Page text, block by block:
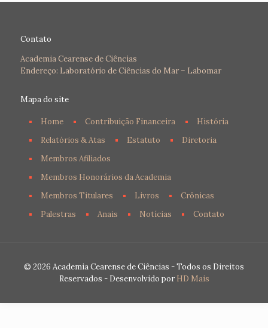
Contato
Academia Cearense de Ciências
Endereço: Laboratório de Ciências do Mar – Labomar
Mapa do site
Home Contribuição Financeira
História
Relatórios & Atas
Estatuto
Diretoria
Membros Afiliados
Membros Honorários da Academia
Membros Titulares
Livros
Crônicas
Palestras
Anais Notícias Contato
© 2026 Academia Cearense de Ciências - Todos os Direitos
Reservados - Desenvolvido por HD Mais